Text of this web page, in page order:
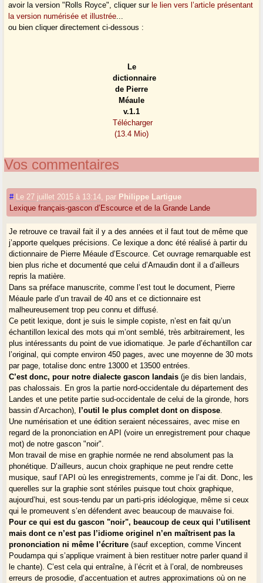
avoir la version "Rolls Royce", cliquer sur le lien vers l’article présentant
la version numérisée et illustrée...
ou bien cliquer directement ci-dessous :
Le
dictionnaire
de Pierre
Méaule
v.1.1
Télécharger
(13.4 Mio)
Vos commentaires
# Le 27 juillet 2015 à 13:14 par Philippe Lartigue
Lexique français-gascon d’Escource et de la Grande Lande
Je retrouve ce travail fait il y a des années et il faut tout de même que
j’apporte quelques précisions. Ce lexique a donc été réalisé à partir du
dictionnaire de Pierre Méaule d’Escource. Cet ouvrage remarquable est
bien plus riche et documenté que celui d’Arnaudin dont il a d’ailleurs
repris la matière.
Dans sa préface manuscrite, comme l’est tout le document, Pierre
Méaule parle d’un travail de 40 ans et ce dictionnaire est
malheureusement trop peu connu et diffusé.
Ce petit lexique, dont je suis le simple copiste, n’est en fait qu’un
échantillon lexical des mots qui m’ont semblé, très arbitrairement, les
plus intéressants du point de vue idiomatique. Je parle d’échantillon car
l’original, qui compte environ 450 pages, avec une moyenne de 30 mots
par page, totalise donc entre 13000 et 13500 entrées.
C’est donc, pour notre dialecte gascon landais (je dis bien landais,
pas chalossais. En gros la partie nord-occidentale du département des
Landes et une petite partie sud-occidentale de celui de la gironde, hors
bassin d’Arcachon),
l’outil le plus complet dont on dispose
Une numérisation et une édition seraient nécessaires, avec mise en
regard de la prononciation en API (voire un enregistrement pour chaque
mot) de notre gascon "noir".
Mon travail de mise en graphie normée ne rend absolument pas la
phonétique. D’ailleurs, aucun choix graphique ne peut rendre cette
musique, sauf l’API où les enregistrements, comme je l’ai dit. Donc, les
querelles sur la graphie sont stériles puisque tout choix graphique,
aujourd’hui, est sous-tendu par un parti-pris idéologique, même si ceux
qui le promeuvent s’en défendent avec beaucoup de mauvaise foi.
Pour ce qui est du gascon "noir", beaucoup de ceux qui l’utilisent
mais dont ce n’est pas l’idiome originel n’en maîtrisent pas la
prononciation ni même l’écriture (sauf exception, comme Vincent
Poudampa qui s’applique vraiment à bien restituer notre parler quand il
le chante). C’est cela qui entraîne, à l’écrit et à l’oral, de nombreuses
erreurs de prosodie, d’accentuation et autres approximations où on ne